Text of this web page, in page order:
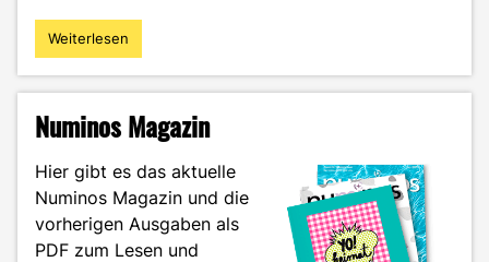
"Traumberuf
Profi-
Press
to
Read"
Weiterlesen
Numinos Magazin
Hier gibt es das aktuelle
Numinos Magazin und die
vorherigen Ausgaben als
PDF zum Lesen und